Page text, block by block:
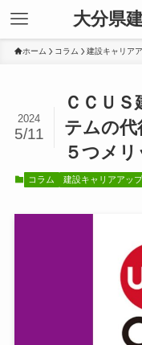
大分県
ホーム コラム 建設キャリア
ＣＣＵ
テムの代
５つメリ
2024
5/11
コラム 建設キャリアアッ